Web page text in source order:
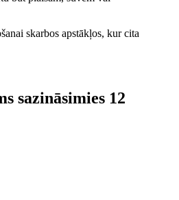
skarbos apstākļos, kur cita
sazināsimies 12